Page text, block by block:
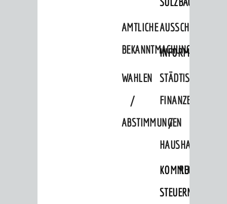
AMTLICHE
BEKANNTMACHUNGEN
WAHLEN
/
ABSTIMMUNGEN
STÄDTISCHE
FINANZEN
/
HAUSHALT
KOMMUNALE
STEUERN